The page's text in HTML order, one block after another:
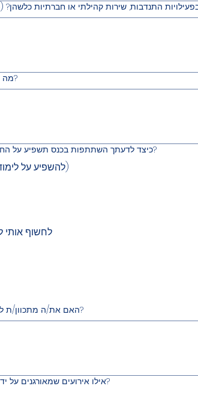
מה מרגש/מעניין אותך בכנס הזה, ומה את/ה מקווה לקחת ממנו?
כיצד לדעתך השתתפות בכנס תשפיע על החלטותיך העתידיות או על מסלולך בלימודים או בקריירה שלך?
להשפיע על לימודיי האקדמיים (למשל, בחירת קורסים, מיקוד מחקר)
לחשוף אותי
האם את/ה מתכוון/ת להמשיך ללימודים אקדמיים מתקדמים, ואם כן, באיזה תחום?
אילו אירועים שמאורגנים על ידי העמותה הישראלית למדעי הימים יהיו הכי מועילים עבורך?